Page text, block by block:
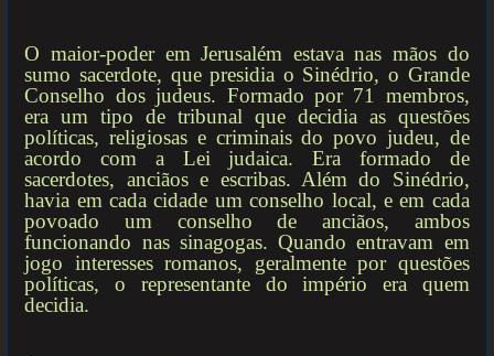
O maior-poder em Jerusalém estava nas mãos do
sumo sacerdote, que presidia o Sinédrio, o Grande
Conselho dos judeus. Formado por 71 membros,
era um tipo de tribunal que decidia as questões
políticas, religiosas e criminais do povo judeu, de
acordo com a Lei judaica. Era formado de
sacerdotes, anciãos e escribas. Além do Sinédrio,
havia em cada cidade um conselho local, e em cada
povoado um conselho de anciãos, ambos
funcionando nas sinagogas. Quando entravam em
jogo interesses romanos, geralmente por questões
políticas, o representante do império era quem
decidia.